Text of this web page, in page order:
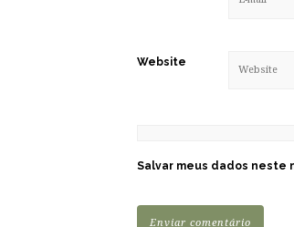
Website
Salvar meus dados neste